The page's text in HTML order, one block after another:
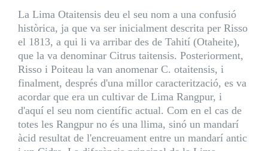
La Lima Otaitensis deu el seu nom a una confusió
històrica, ja que va ser inicialment descrita per Risso
el 1813, a qui li va arribar des de Tahití (Otaheite),
que la va denominar Citrus taitensis. Posteriorment,
Risso i Poiteau la van anomenar C. otaitensis, i
finalment, després d'una millor caracterització, es va
acordar que era un cultivar de Lima Rangpur, i
d'aquí el seu nom científic actual. Com en el cas de
totes les Rangpur no és una llima, sinó un mandarí
àcid resultat de l'encreuament entre un mandarí antic